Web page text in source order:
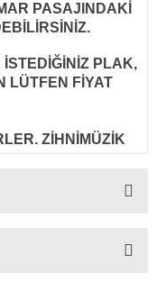
PASAJINDAKİ
PLAK,
LÜTFEN FİYAT
ZİHNİMÜZİK